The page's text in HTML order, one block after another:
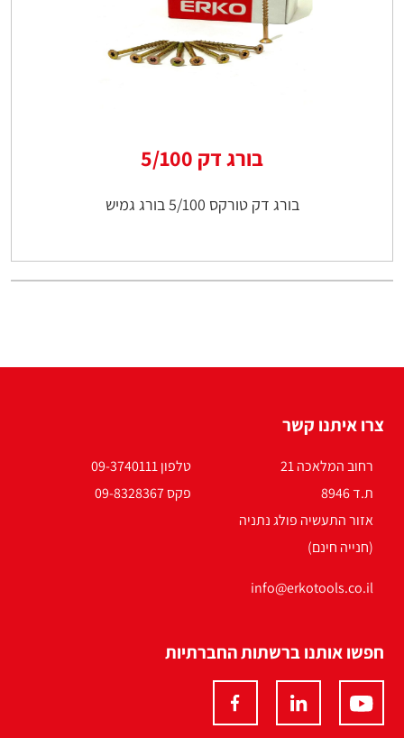
בורג דק 5/100
בורג דק טורקס 5/100 בורג גמיש
צרו איתנו קשר
רחוב המלאכה 21
ת.ד 8946
אזור התעשיה פולג נתניה
(חנייה חינם)
טלפון 09-3740111
פקס 09-8328367
info@erkotools.co.il
חפשו אותנו ברשתות החברתיות